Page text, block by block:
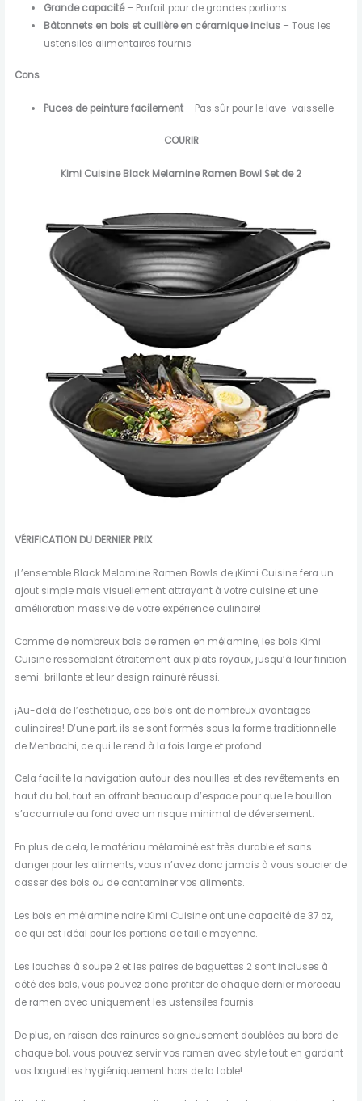
Grande capacité– Parfait pour de grandes portions
Bâtonnets en bois et cuillère en céramique inclus– Tous les
ustensiles alimentaires fournis
Cons
Puces de peinture facilement – Pas sûr pour le lave-vaisselle
COURIR
Kimi Cuisine Black Melamine Ramen Bowl Set de 2
VÉRIFICATION DU DERNIER PRIX
¡L’ensemble Black Melamine Ramen Bowls de ¡Kimi Cuisine fera un
ajout simple mais visuellement attrayant à votre cuisine et une
amélioration massive de votre expérience culinaire!
Comme de nombreux bols de ramen en mélamine, les bols Kimi
Cuisine ressemblent étroitement aux plats royaux, jusqu’à leur finition
semi-brillante et leur design rainuré réussi.
¡Au-delà de l’esthétique, ces bols ont de nombreux avantages
culinaires! D’une part, ils se sont formés sous la forme traditionnelle
de Menbachi, ce qui le rend à la fois large et profond.
Cela facilite la navigation autour des nouilles et des revêtements en
haut du bol, tout en offrant beaucoup d’espace pour que le bouillon
s’accumule au fond avec un risque minimal de déversement.
En plus de cela, le matériau mélaminé est très durable et sans
danger pour les aliments, vous n’avez donc jamais à vous soucier de
casser des bols ou de contaminer vos aliments.
Les bols en mélamine noire Kimi Cuisine ont une capacité de 37 oz,
ce qui est idéal pour les portions de taille moyenne.
Les louches à soupe 2 et les paires de baguettes 2 sont incluses à
côté des bols, vous pouvez donc profiter de chaque dernier morceau
de ramen avec uniquement les ustensiles fournis.
De plus, en raison des rainures soigneusement doublées au bord de
chaque bol, vous pouvez servir vos ramen avec style tout en gardant
vos baguettes hygiéniquement hors de la table!